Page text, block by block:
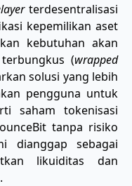
terdesentralisasi
kepemilikan aset
kebutuhan akan
(wrapped
solusi yang lebih
pengguna untuk
saham tokenisasi
tanpa risiko
dianggap sebagai
likuiditas dan